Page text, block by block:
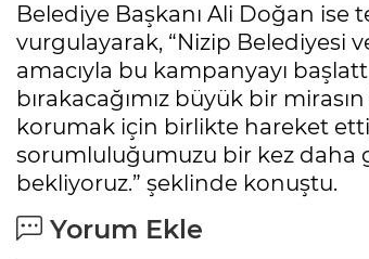
Belediye Başkanı Ali Doğan
vurgulayarak, “Nizip Belediyesi
amacıyla bu kampanyayı
bırakacağımız büyük bir
korumak için birlikte hareket
sorumluluğumuzu bir kez daha
bekliyoruz.” şeklinde konuştu.
Yorum Ekle